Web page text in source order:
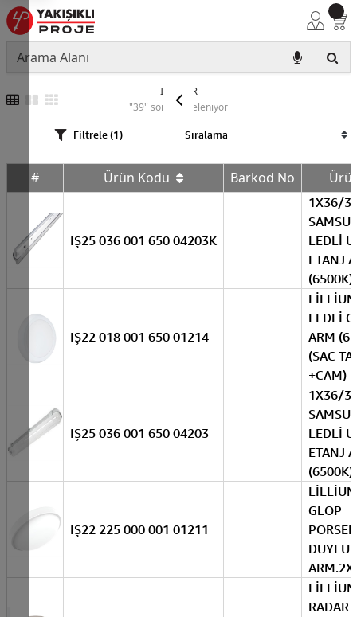
IŞILDAR
"39" sonuç listeleniyor
Filtrele (1)
# Ürün Kodu Barkod No
IŞ25 036 001 650 04203K
1X36/
LEDLİ
ETANJ
(6500K)
IŞ22 018 001 650 01214
LİLLİUM
LEDLİ GLOP
ARM
(SAC
+CAM)
IŞ25 036 001 650 04203
1X36/
LEDLİ
ETANJ
(6500K)
IŞ22 225 000 001 01211
GLOP
DUYLU
LİLLİUM
RADAR